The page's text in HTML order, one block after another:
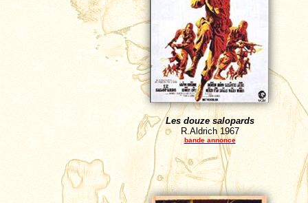
Les douze salopards
R.Aldrich1967
bande annonce